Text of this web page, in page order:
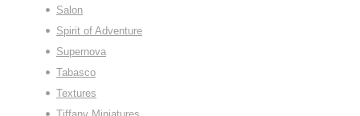
Salon
Spirit of Adventure
Supernova
Tabasco
Textures